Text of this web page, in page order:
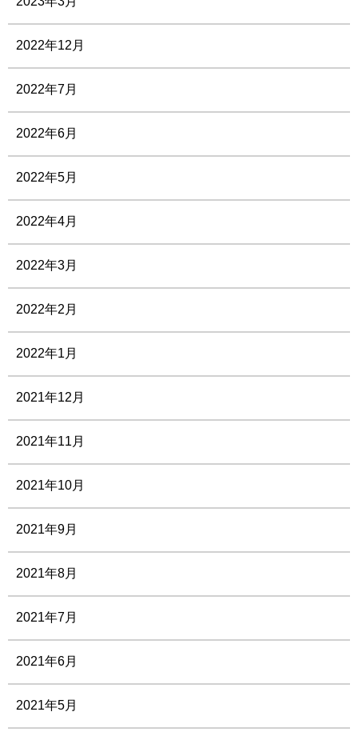
2022年12月
2022年7月
2022年6月
2022年5月
2022年4月
2022年3月
2022年2月
2022年1月
2021年12月
2021年11月
2021年10月
2021年9月
2021年8月
2021年7月
2021年6月
2021年5月